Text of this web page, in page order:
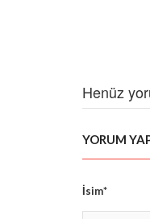
Henüz
YORUM
İsim*